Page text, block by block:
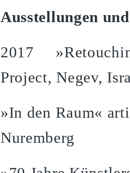
Ausstellungen
2017
Project, Negev,
»In den Raum«
Nuremberg